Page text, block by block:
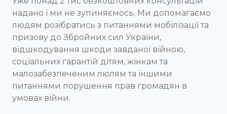
надано і ми не зупиняємось. Ми допомагаємо
людям розібратись з питаннями мобілізації та
призову до Збройних сил України,
відшкодування шкоди завданої війною,
соціальних гарантій дітям, жінкам та
малозабезпеченим люлям та іншими
питаннями порушення прав громадян в
умовах війни.